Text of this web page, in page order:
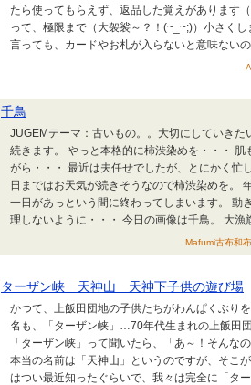
たら使ってもらえず、返品した覚えがあります
って、極限まで（大袈裟～？！(~_~;)）小さく
言っても、カードやお札が入らないと意味ない
千鳥
JUGEMテーマ：古いもの。。大切にしていき
続きます。 やっと本格的に柿渋染めを・・・
がら・・・ 最近は夫任せでしたが、とにかく忙
日まではお天気が続きそうなので柿渋染めを。
一日があっという間に終わってしまいます。 動
理しないように・・・ 今日の画像は千鳥。 大漁
Mafumi古布和
ターザン峡 天神山 天神下子供の遊び場
かつて、上飯田団地の子供たちがわんぱくぶり
名も、「ターザン峡」…70年代生まれの上飯田
「ターザン峡」って聞いたら、「あ～！そん
本当の名前は「天神山」というのですが、そこ
はつい最近知ったぐらいで、我々は完全に「タ